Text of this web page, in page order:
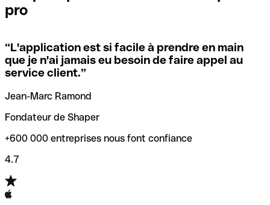
locales.
Si vous n'êtes pas sûr du code SWIFT que vous devriez
utiliser, nous avons développé un outil de recherche de
codes SWIFT par nom de banque.
vérification/recherche de codes SWIFT. Ainsi, vous pouvez
trouver et vérifier vos codes SWIFT avant de réaliser vos
transferts d’argent.
pro
“L'application est si facile à prendre en main
que je n'ai jamais eu besoin de faire appel au
service client.”
Jean-Marc Ramond
Fondateur de Shaper
+600 000 entreprises nous font confiance
4.7